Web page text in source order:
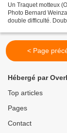
Un Traquet motteux
Photo Bernard
double difficulté.
< Page
Hébergé par
Top articles
Pages
Contact